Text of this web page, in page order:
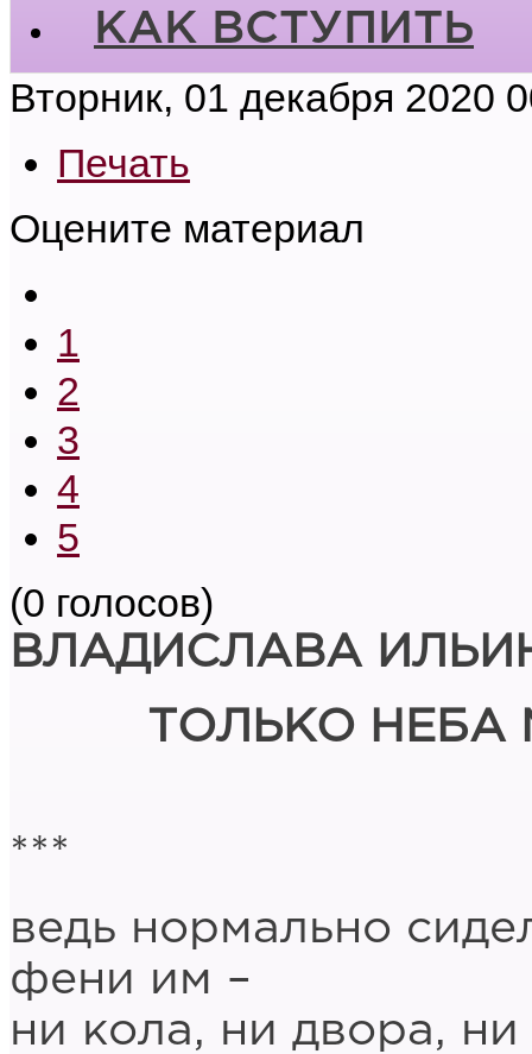
КАК ВСТУПИТЬ
Вторник, 01 декабря 2020
Печать
Оцените материал
1
2
3
4
5
(0 голосов)
ВЛАДИСЛАВА
ТОЛЬКО
***
ведь нормально
фени им –
ни кола, ни двора,